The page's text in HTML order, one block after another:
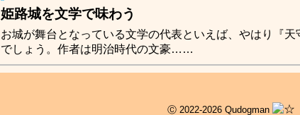
姫路城を文学で味わう
お城が舞台となっている文学の代表といえば、やはり『天
でしょう。作者は明治時代の文豪……
Ⓒ 2022-2026 Qudogman